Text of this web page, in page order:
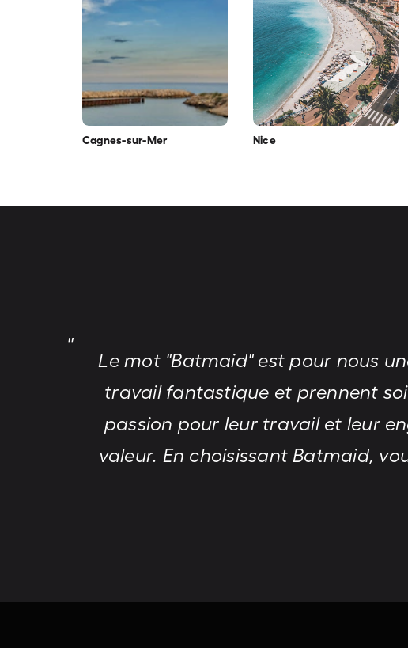
Cagnes-sur-Mer Nice
Le mot "Batmaid" est pour nous
travail fantastique et prennent
passion pour leur travail et leur
valeur. En choisissant Batmaid,